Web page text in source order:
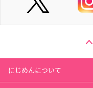
にじめんについて